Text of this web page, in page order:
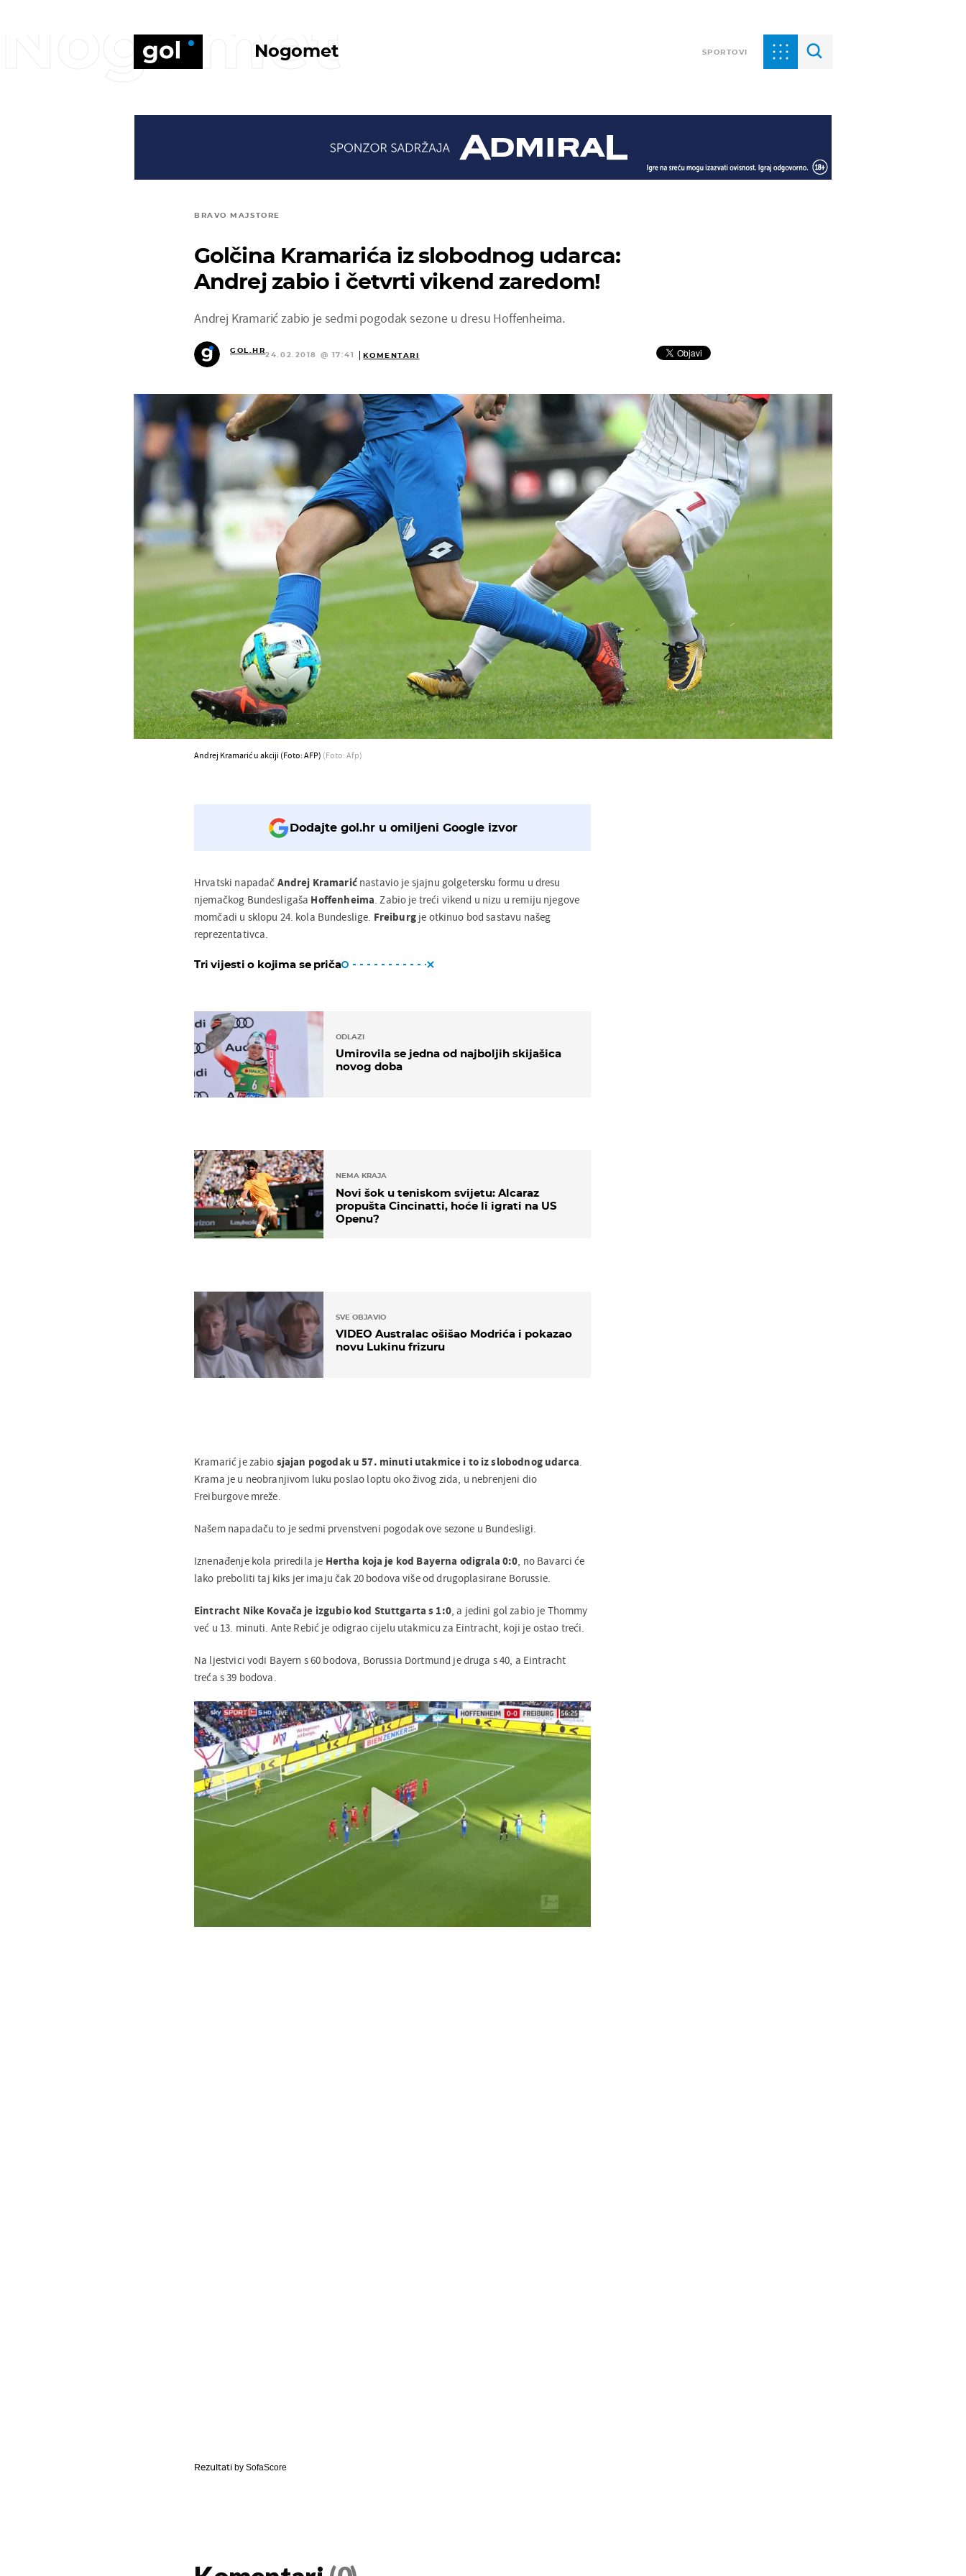
Nogomet SPORTOVI
Nogomet
BRAVO MAJSTORE
Golčina Kramarića iz slobodnog udarca:
Andrej zabio i četvrti vikend zaredom!
Andrej Kramarić zabio je sedmi pogodak sezone u dresu Hoffenheima.
GOL.HR
24.02.2018 @ 17:41 KOMENTARI
Andrej Kramarić u akciji (Foto: AFP) (Foto: Afp)
Dodajte gol.hr u omiljeni Google izvor
Hrvatski napadač Andrej Kramarićnastavio je sjajnu golgetersku formu u dresu
njemačkog Bundesligaša Hoffenheima. Zabio je treći vikend u nizu u remiju njegove
momčadi u sklopu 24. kola Bundeslige. Freiburgje otkinuo bod sastavu našeg
reprezentativca.
Tri vijesti o kojima se priča
ODLAZI
Umirovila se jedna od najboljih skijašica
novog doba
NEMA KRAJA
Novi šok u teniskom svijetu: Alcaraz
propušta Cincinatti, hoće li igrati na US
Openu?
SVE OBJAVIO
VIDEO Australac ošišao Modrića i pokazao
novu Lukinu frizuru
Kramarić je zabio sjajan pogodak u 57. minuti utakmice i to iz slobodnog udarca.
Krama je u neobranjivom luku poslao loptu oko živog zida, u nebrenjeni dio
Freiburgove mreže.
Našem napadaču to je sedmi prvenstveni pogodak ove sezone u Bundesligi.
Iznenađenje kola priredila je Hertha koja je kod Bayerna odigrala 0:0, no Bavarci će
lako preboliti taj kiks jer imaju čak 20 bodova više od drugoplasirane Borussie.
Eintracht Nike Kovača je izgubio kod Stuttgarta s 1:0, a jedini gol zabio je Thommy
već u 13. minuti. Ante Rebić je odigrao cijelu utakmicu za Eintracht, koji je ostao treći.
Na ljestvici vodi Bayern s 60 bodova, Borussia Dortmund je druga s 40, a Eintracht
treća s 39 bodova.
Rezultati by SofaScore